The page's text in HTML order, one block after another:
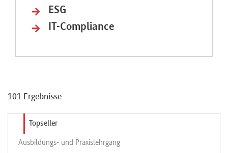
Kontakt
Preisvorteile
FAQ
ESG
IT-Compliance
101 Ergebnisse
Topseller
Ausbildungs- und Praxislehrgang